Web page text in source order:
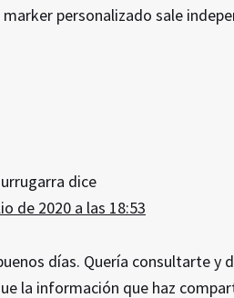
marker personalizado sale
dice
de 2020 a las 18:53
días. Quería consultarte y
la información que haz